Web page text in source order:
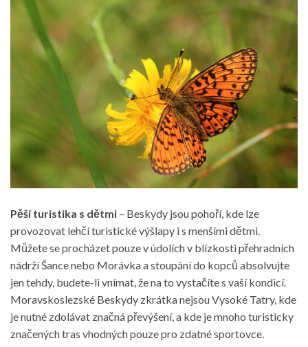
Pěší turistika s dětmi – Beskydy jsou pohoří, kde lze
provozovat lehčí turistické výšlapy i s menšími dětmi.
Můžete se procházet pouze v údolích v blízkosti přehradních
nádrží Šance nebo Morávka a stoupání do kopců absolvujte
jen tehdy, budete-li vnímat, že na to vystačíte s vaší kondicí.
Moravskoslezské Beskydy zkrátka nejsou Vysoké Tatry, kde
je nutné zdolávat značná převýšení, a kde je mnoho turisticky
značených tras vhodných pouze pro zdatné sportovce.